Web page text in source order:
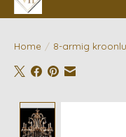
Home / 8-armig